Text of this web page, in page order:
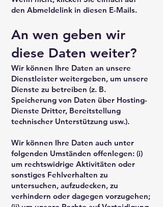
den Abmeldelink in diesen E-Mails.
An wen geben wir
diese Daten weiter?
Wir können Ihre Daten an unsere
Dienstleister weitergeben, um unsere
Dienste zu betreiben (z. B.
Speicherung von Daten über Hosting-
Dienste Dritter, Bereitstellung
technischer Unterstützung usw.).
Wir können Ihre Daten auch unter
folgenden Umständen offenlegen: (i)
um rechtswidrige Aktivitäten oder
sonstiges Fehlverhalten zu
untersuchen, aufzudecken, zu
verhindern oder dagegen vorzugehen;